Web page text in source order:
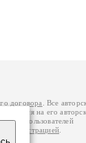
договора
. Все
на его
пользователей
с администрацией